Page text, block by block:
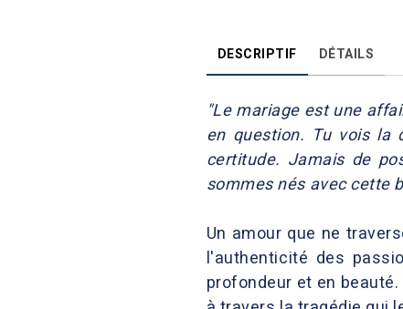
DESCRIPTIF DÉTAILS
"Le mariage est une
en question. Tu vois la
certitude. Jamais de
sommes nés avec cette
Un amour que ne
l'authenticité des
profondeur et en